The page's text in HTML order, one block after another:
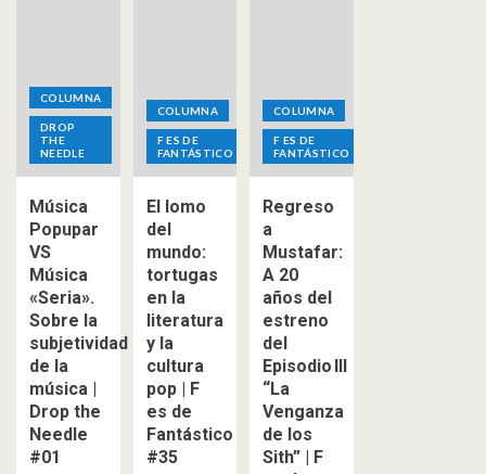
COLUMNA
DROP
THE
NEEDLE
Música
Popupar
VS
Música
«Seria».
Sobre la
subjetividad
de la
música |
Drop the
Needle
#01
COLUMNA
F ES DE
FANTÁSTICO
El lomo
del
mundo:
tortugas
en la
literatura
y la
cultura
pop | F
es de
Fantástico
#35
COLUMNA
F ES DE
FANTÁSTICO
Regreso
a
Mustafar:
A 20
años del
estreno
del
Episodio III
“La
Venganza
de los
Sith” | F